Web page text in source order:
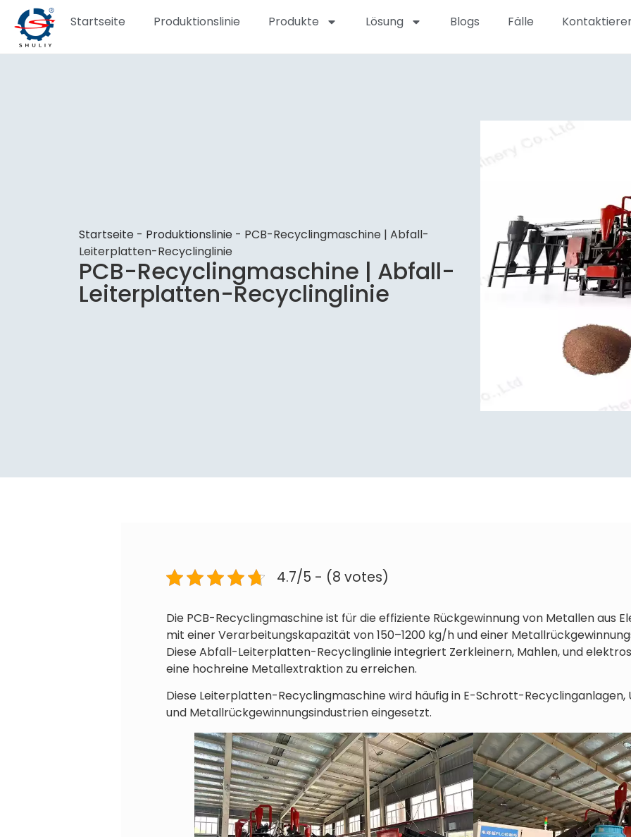
Startseite Produktionslinie Produkte Lösung Blogs Fälle
Startseite - Produktionslinie - PCB-Recyclingmaschine | Abfall-
Leiterplatten-Recyclinglinie
PCB-Recyclingmaschine | Abfall-
Leiterplatten-Recyclinglinie
4.7/5 - (8 votes)
Die PCB-Recyclingmaschine ist für die effiziente Rückgewinnung von Metallen aus
mit einer Verarbeitungskapazität von 150–1200 kg/h und einer
Diese Abfall-Leiterplatten-Recyclinglinie integriert Zerkleinern, Mahlen, und
eine hochreine Metallextraktion zu erreichen.
Diese Leiterplatten-Recyclingmaschine wird häufig in E-Schrott-
und Metallrückgewinnungsindustrien eingesetzt.